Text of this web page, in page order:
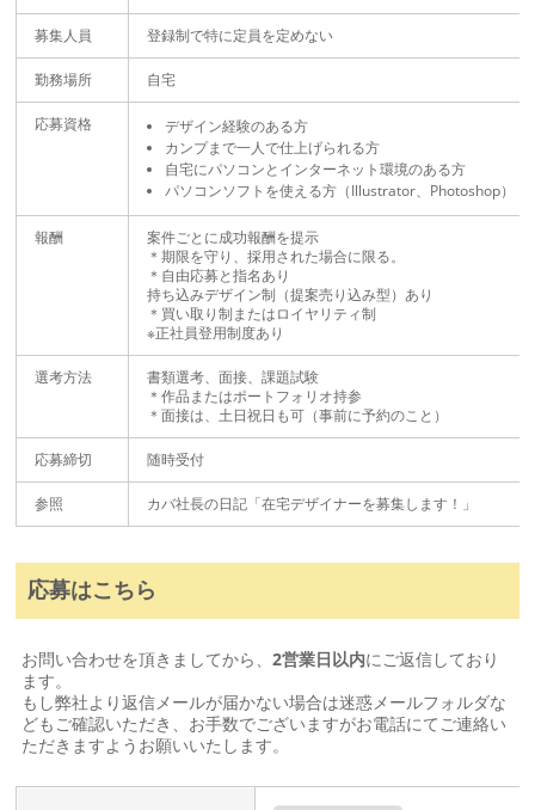
募集人員 登録制で特に定員を定めない
勤務場所 自宅
応募資格
デザイン経験のある方
カンプまで一人で仕上げられる方
自宅にパソコンとインターネット環境のある方
パソコンソフトを使える方（Illustrator、Photoshop）
報酬
案件ごとに成功報酬を提示
＊期限を守り、採用された場合に限る。
＊自由応募と指名あり
持ち込みデザイン制（提案売り込み型）あり
＊買い取り制またはロイヤリティ制
※正社員登用制度あり
選考方法
書類選考、面接、課題試験
＊作品またはポートフォリオ持参
＊面接は、土日祝日も可（事前に予約のこと）
応募締切 随時受付
参照 カバ社長の日記 「在宅デザイナーを募集します！」
応募はこちら
お問い合わせを頂きましてから、2営業日以内にご返信しており
ます。
もし弊社より返信メールが届かない場合は迷惑メールフォルダな
どもご確認いただき、お手数でございますがお電話にてご連絡い
ただきますようお願いいたします。